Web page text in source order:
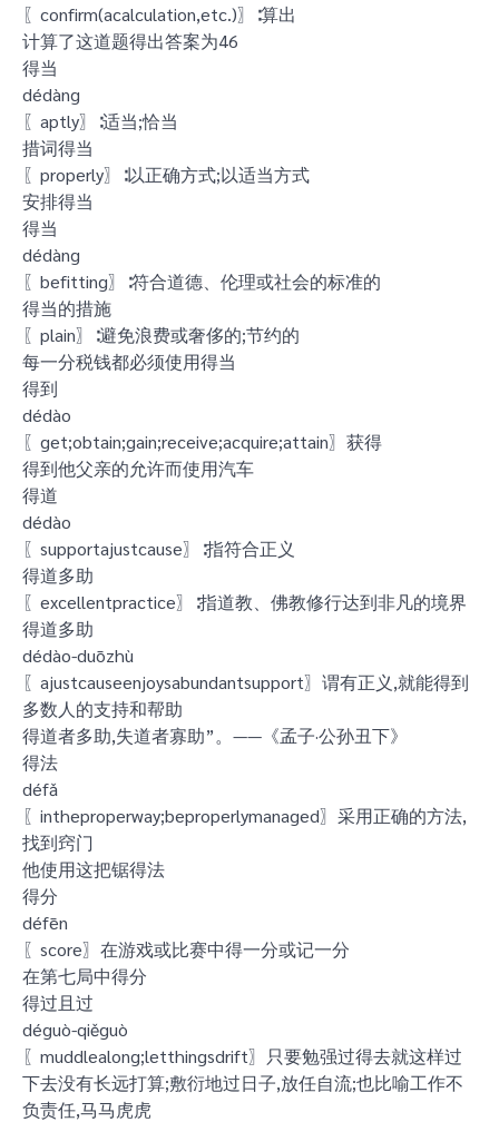
〖confirm(acalculation,etc.)〗∶算出
计算了这道题得出答案为46
得当
dédàng
〖aptly〗∶适当;恰当
措词得当
〖properly〗∶以正确方式;以适当方式
安排得当
得当
dédàng
〖befitting〗∶符合道德、伦理或社会的标准的
得当的措施
〖plain〗∶避免浪费或奢侈的;节约的
每一分税钱都必须使用得当
得到
dédào
〖get;obtain;gain;receive;acquire;attain〗获得
得到他父亲的允许而使用汽车
得道
dédào
〖supportajustcause〗∶指符合正义
得道多助
〖excellentpractice〗∶指道教、佛教修行达到非凡的境界
得道多助
dédào-duōzhù
〖ajustcauseenjoysabundantsupport〗谓有正义,就能得到
多数人的支持和帮助
得道者多助,失道者寡助”。——《孟子·公孙丑下》
得法
défǎ
〖intheproperway;beproperlymanaged〗采用正确的方法,
找到窍门
他使用这把锯得法
得分
défēn
〖score〗在游戏或比赛中得一分或记一分
在第七局中得分
得过且过
déguò-qiěguò
〖muddlealong;letthingsdrift〗只要勉强过得去就这样过
下去没有长远打算;敷衍地过日子,放任自流;也比喻工作不
负责任,马马虎虎